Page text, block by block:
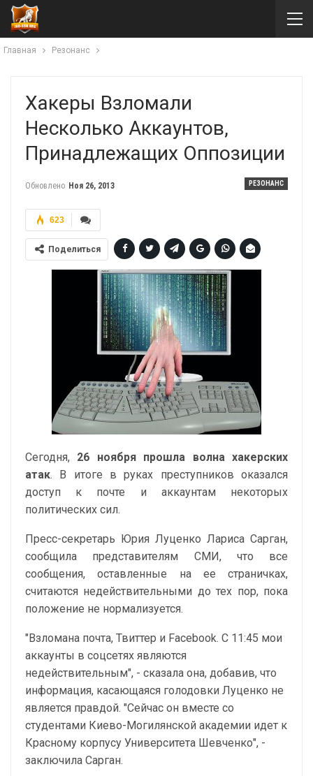
Главная Резонанс
Хакеры Взломали
Несколько Аккаунтов,
Принадлежащих Оппозиции
РЕЗОНАНС
Обновлено Ноя 26, 2013
623
Поделиться
Сегодня, 26 ноября прошла волна хакерских
атак. В итоге в руках преступников оказался
доступ к почте и аккаунтам некоторых
политических сил.
Пресс-секретарь Юрия Луценко Лариса Сарган,
сообщила представителям СМИ, что все
сообщения, оставленные на ее страничках,
считаются недействительными до тех пор, пока
положение не нормализуется.
"Взломана почта, Твиттер и Facebook. С 11:45 мои
аккаунты в соцсетях являются
недействительным", - сказала она, добавив, что
информация, касающаяся голодовки Луценко не
является правдой. "Сейчас он вместе со
студентами Киево-Могилянской академии идет к
Красному корпусу Университета Шевченко", -
заключила Сарган.